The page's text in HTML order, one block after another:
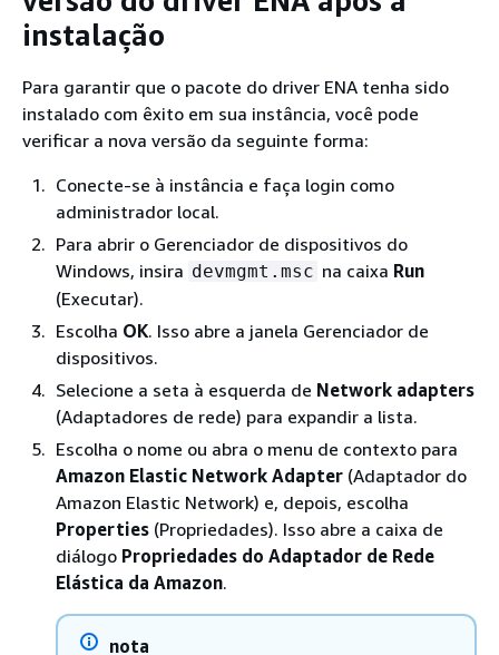
instalação
Para garantir que o pacote do driver ENA tenha sido
instalado com êxito em sua instância, você pode
verificar a nova versão da seguinte forma:
Conecte-se à instância e faça login como
administrador local.
Para abrir o Gerenciador de dispositivos do
Windows, insira devmgmt.msc na caixa Run
(Executar).
Escolha OK. Isso abre a janela Gerenciador de
dispositivos.
Selecione a seta à esquerda de Network adapters
(Adaptadores de rede) para expandir a lista.
Escolha o nome ou abra o menu de contexto para
Amazon Elastic Network Adapter (Adaptador do
Amazon Elastic Network) e, depois, escolha
Properties (Propriedades). Isso abre a caixa de
diálogo Propriedades do Adaptador de Rede
Elástica da Amazon.
nota